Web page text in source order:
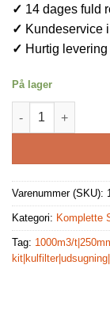
✓ 14 dages fuld
✓ Kundeservice
✓ Hurtig
På lager
Ventilution
Varenummer (SKU):
Kategori: Komplette
Tag: 1000m3/